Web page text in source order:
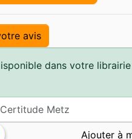
avis
dans votre librairie
Metz